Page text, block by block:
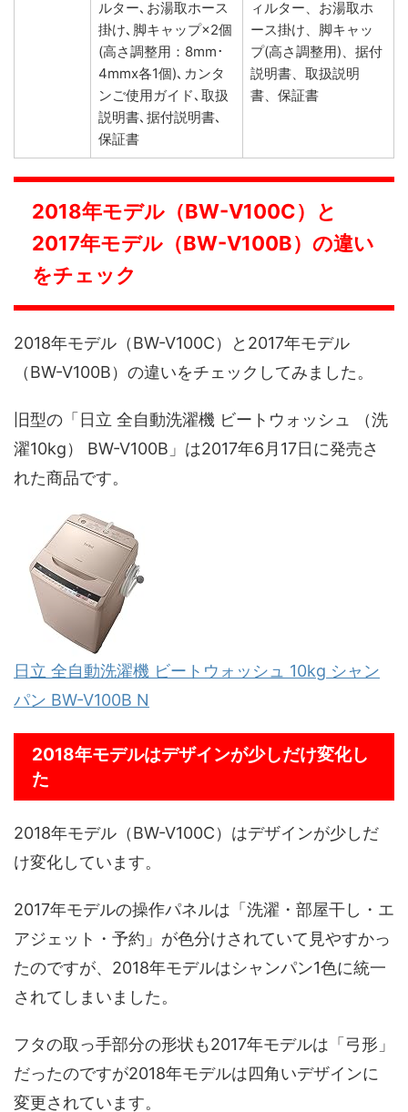
ルター､お湯取ホース
掛け､脚キャップ×2個
(高さ調整用：8mm･
4mmx各1個)､カンタ
ンご使用ガイド､取扱
説明書､据付説明書､
保証書
ィルター、お湯取ホ
ース掛け、脚キャッ
プ(高さ調整用)、据付
説明書、取扱説明
書、保証書
2018年モデル（BW-V100C）と
2017年モデル（BW-V100B）の違い
をチェック
2018年モデル（BW-V100C）と2017年モデル
（BW-V100B）の違いをチェックしてみました。
旧型の「日立 全自動洗濯機 ビートウォッシュ （洗
濯10kg） BW-V100B」は2017年6月17日に発売さ
れた商品です。
日立 全自動洗濯機 ビートウォッシュ 10kg シャン
パン BW-V100B N
2018年モデルはデザインが少しだけ変化し
た
2018年モデル（BW-V100C）はデザインが少しだ
け変化しています。
2017年モデルの操作パネルは「洗濯・部屋干し・エ
アジェット・予約」が色分けされていて見やすかっ
たのですが、2018年モデルはシャンパン1色に統一
されてしまいました。
フタの取っ手部分の形状も2017年モデルは「弓形」
だったのですが2018年モデルは四角いデザインに
変更されています。